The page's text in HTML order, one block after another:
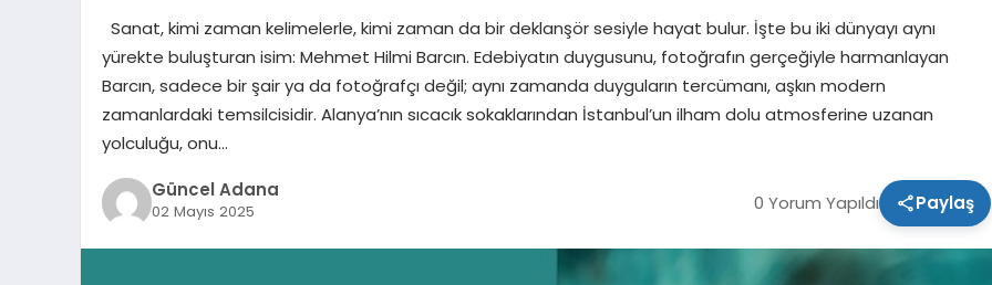
Sanat, kimi zaman kelimelerle, kimi zaman da bir deklanşör sesiyle hayat bulur. İşte bu iki dünyayı aynı
yürekte buluşturan isim: Mehmet Hilmi Barcın. Edebiyatın duygusunu, fotoğrafın gerçeğiyle harmanlayan
Barcın, sadece bir şair ya da fotoğrafçı değil; aynı zamanda duyguların tercümanı, aşkın modern
zamanlardaki temsilcisidir. Alanya’nın sıcacık sokaklarından İstanbul’un ilham dolu atmosferine uzanan
yolculuğu, onu…
Güncel Adana
02 Mayıs 2025 0 Yorum Yapıldı Paylaş